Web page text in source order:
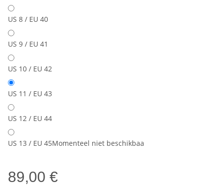
US 8 / EU 40
US 9 / EU 41
US 10 / EU 42
US 11 / EU 43
US 12 / EU 44
US 13 / EU 45Momenteel niet beschikbaa
89,00 €